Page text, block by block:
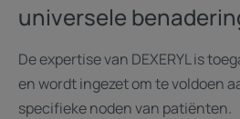
universele
De expertise van DEXERYL is
en wordt ingezet om te voldoen
specifieke noden van patiënten.